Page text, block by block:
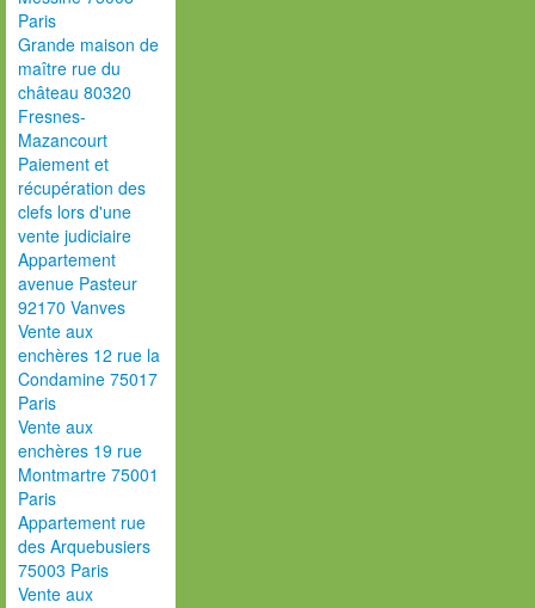
Paris
Grande maison de
maître rue du
château 80320
Fresnes-
Mazancourt
Paiement et
récupération des
clefs lors d'une
vente judiciaire
Appartement
avenue Pasteur
92170 Vanves
Vente aux
enchères 12 rue la
Condamine 75017
Paris
Vente aux
enchères 19 rue
Montmartre 75001
Paris
Appartement rue
des Arquebusiers
75003 Paris
Vente aux